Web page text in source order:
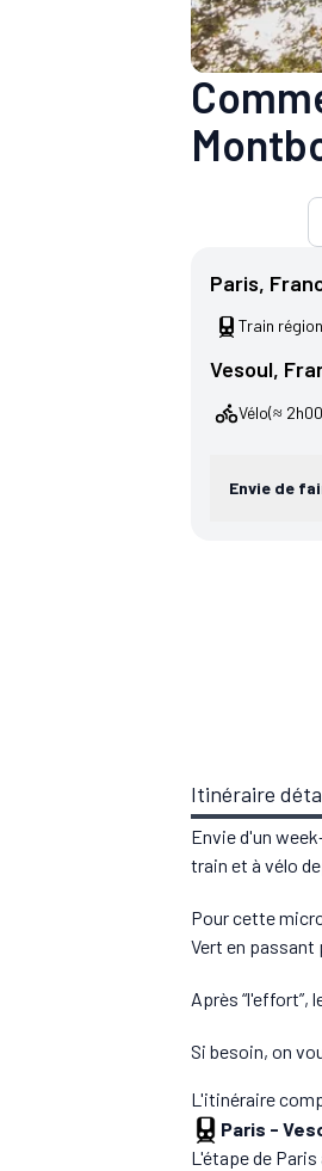
Paris,
Train
Vesoul,
Vélo(≈
Envie de
Itinéraire
Envie d'un
train et à vélo
Pour cette
Vert en
Après “l'effort”,
Si besoin, on
L'itinéraire
Paris -
L'étape de Paris